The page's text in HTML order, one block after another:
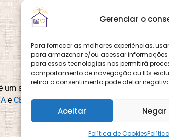
Gerenciar o
Para fornecer as melhores experiências,
para armazenar e/ou acessar
para essas tecnologias nos permitirá
comportamento de navegação ou IDs
retirar o consentimento pode afetar
Aceitar Negar
Política de Cookies
um site que pertence e é gerido pelo CEMA,
eCEMA Livraria